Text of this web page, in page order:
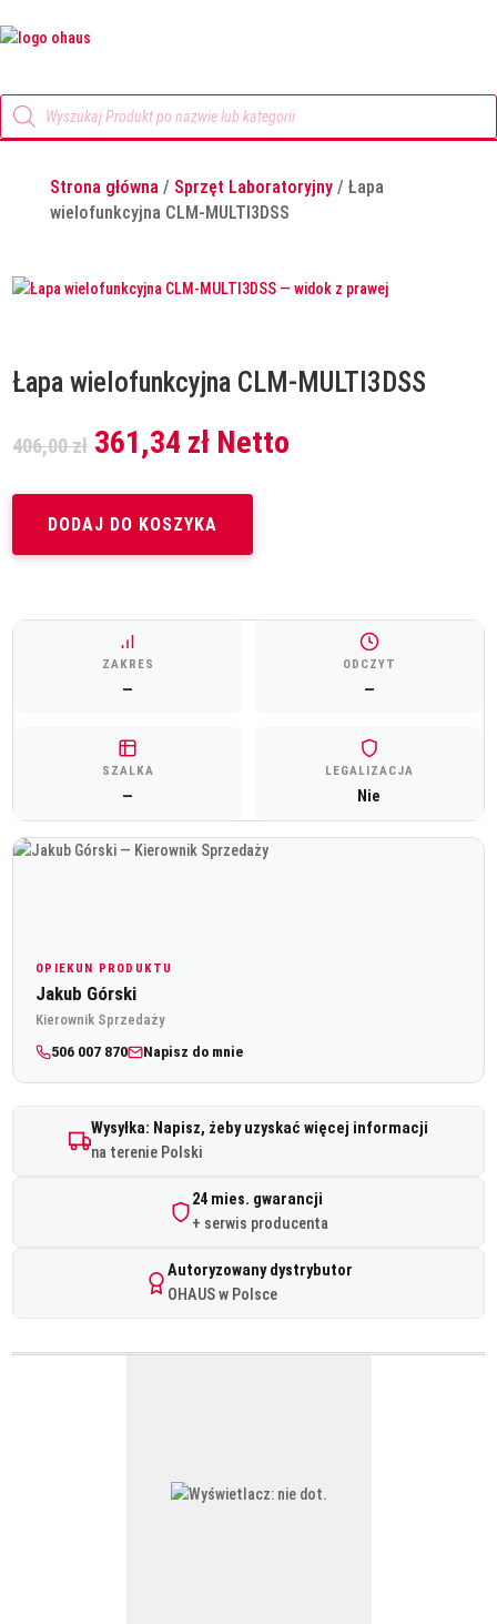
Wyszukiwarka
produktów
Strona główna/ Sprzęt Laboratoryjny/ Łapa
wielofunkcyjna CLM-MULTI3DSS
Łapa wielofunkcyjna CLM-MULTI3DSS
406,00zł Pierwotna
cena
wynosiła:
406,00 zł.
361,34 złAktualna
wynosi:
361,34 zł.
Netto
DODAJ DO KOSZYKA
ZAKRES
—
ODCZYT
—
SZALKA
—
LEGALIZACJA
Nie
OPIEKUN PRODUKTU
Jakub Górski
Kierownik Sprzedaży
506 007 870 Napisz do mnie
Wysyłka: Napisz, żeby uzyskać więcej informacji
na terenie Polski
24 mies. gwarancji
+ serwis producenta
Autoryzowany dystrybutor
OHAUS w Polsce